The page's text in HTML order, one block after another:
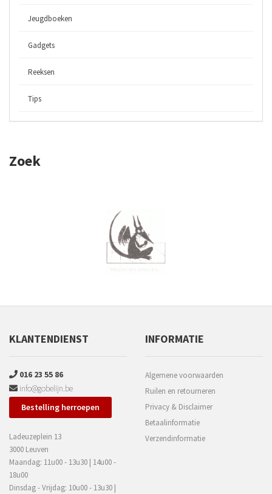
Jeugdboeken
Gadgets
Reeksen
Tips
Zoek
KLANTENDIENST
016 23 55 86
info@gobelijn.be
Bestelling herroepen
Ladeuzeplein 13
3000 Leuven
Maandag: 11u00 - 13u30 | 14u00 -
18u00
Dinsdag - Vrijdag: 10u00 - 13u30 |
INFORMATIE
Algemene voorwaarden
Ruilen en retourneren
Privacy & Disclaimer
Betaalinformatie
Verzendinformatie